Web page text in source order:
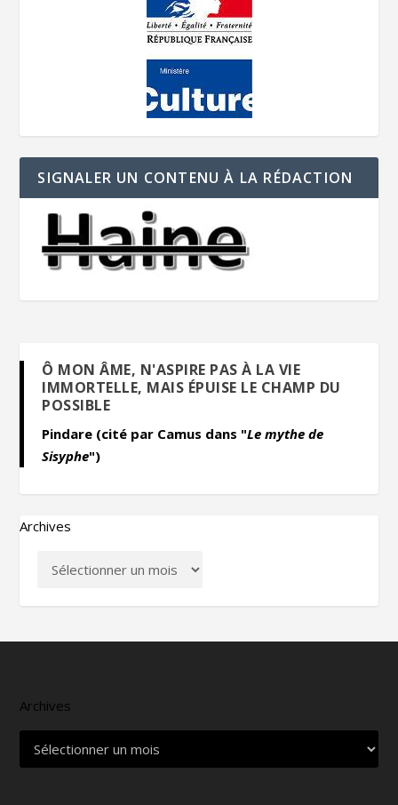
SIGNALER UN CONTENU À LA RÉDACTION
Ô MON ÂME, N'ASPIRE PAS À LA VIE
IMMORTELLE, MAIS ÉPUISE LE CHAMP DU
POSSIBLE
Pindare (cité par Camus dans "Le mythe de
Sisyphe")
Archives
Archives